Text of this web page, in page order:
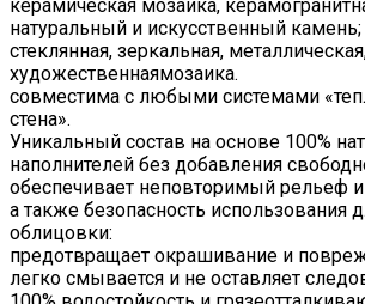
керамическая мозаика,
натуральный и искусственный камень;
стеклянная, зеркальная,
художественнаямозаика.
совместима с любыми системами
стена».
Уникальный состав на основе 100%
наполнителей без добавления
обеспечивает неповторимый рельеф
а также безопасность использования
облицовки:
предотвращает окрашивание и
легко смывается и не оставляет